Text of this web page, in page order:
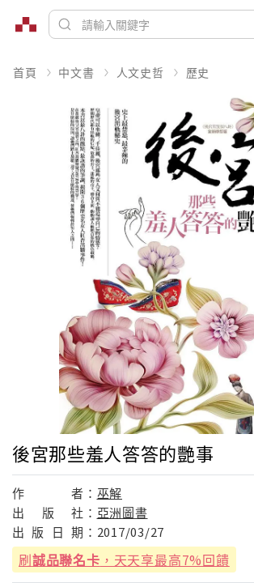
首頁 中文書 人文史哲 歷史
後宮那些羞人答答的艷事
作 者： 巫解
出
版 社： 亞洲圖書
出 版 日 期： 2017/03/27
刷誠品聯名卡 ，天天享最高7%回饋